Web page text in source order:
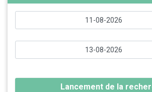
Lancement de la